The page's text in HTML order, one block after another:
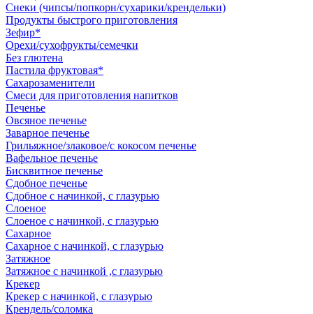
Снеки (чипсы/попкорн/сухарики/крендельки)
Продукты быстрого приготовления
Зефир*
Орехи/сухофрукты/семечки
Без глютена
Пастила фруктовая*
Сахарозаменители
Смеси для приготовления напитков
Печенье
Овсяное печенье
Заварное печенье
Грильяжное/злаковое/с кокосом печенье
Вафельное печенье
Бисквитное печенье
Сдобное печенье
Сдобное с начинкой, с глазурью
Слоеное
Слоеное с начинкой, с глазурью
Сахарное
Сахарное с начинкой, с глазурью
Затяжное
Затяжное с начинкой ,с глазурью
Крекер
Крекер с начинкой, с глазурью
Крендель/соломка